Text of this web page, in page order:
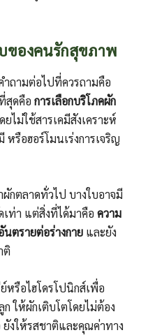
ของคนรักสุขภาพ
ำถามต่อไปที่ควรถามคือ
สุดคือ การเลือกบริโภคผัก
ไม่ใช้สารเคมีสังเคราะห์
รือฮอร์โมนเร่งการเจริญ
กตลาดทั่วไป บางใบอาจมี
เท่า แต่สิ่งที่ได้มาคือ ความ
นตรายต่อร่างกาย และยัง
ติ
รือไฮโดรโปนิกส์เพื่อ
ให้ผักเติบโตโดยไม่ต้อง
งให้รสชาติและคุณค่าทาง